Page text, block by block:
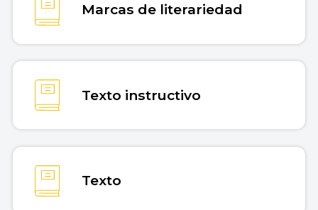
Marcas de literariedad
Texto instructivo
Texto